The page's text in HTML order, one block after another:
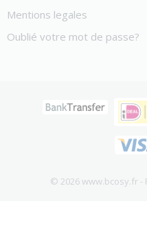
Mentions legales
Oublié votre mot de passe?
© 2026 www.bcosy.fr